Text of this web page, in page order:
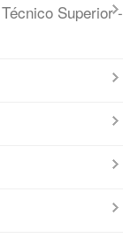
Superior -